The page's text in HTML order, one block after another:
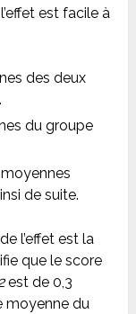
est facile à
des deux
du groupe
de suite.
l’effet est la
que le score
est de 0,3
moyenne du